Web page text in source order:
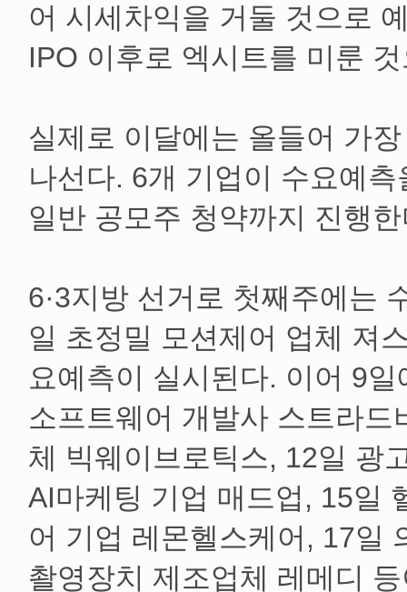
어 시세차익을 거둘 것으로
IPO 이후로 엑시트를 미룬
실제로 이달에는 올들어 가
나선다. 6개 기업이 수요예
일반 공모주 청약까지 진행
6·3지방 선거로 첫째주에는
일 초정밀 모션제어 업체 져
요예측이 실시된다. 이어 9
소프트웨어 개발사 스트라
체 빅웨이브로틱스, 12일 광
AI마케팅 기업 매드업, 15일
어 기업 레몬헬스케어, 17일
촬영장치 제조업체 레메디